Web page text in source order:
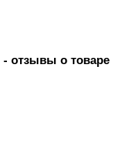
- отзывы о товаре